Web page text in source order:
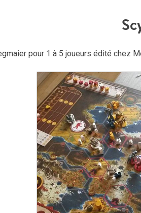
pour 1 à 5 joueurs édité chez